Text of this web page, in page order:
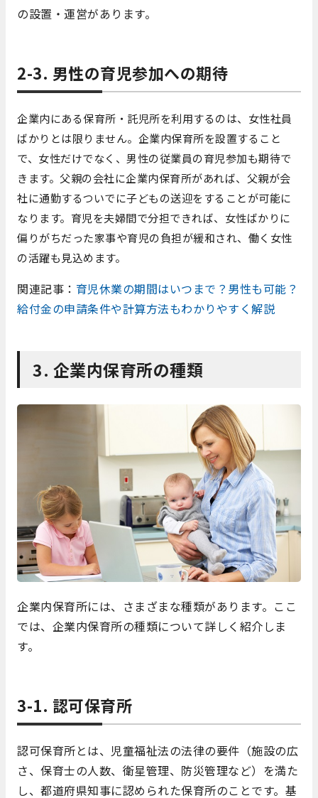
の設置・運営があります。
2-3. 男性の育児参加への期待
企業内にある保育所・託児所を利用するのは、女性社員
ばかりとは限りません。企業内保育所を設置すること
で、女性だけでなく、男性の従業員の育児参加も期待で
きます。父親の会社に企業内保育所があれば、父親が会
社に通勤するついでに子どもの送迎をすることが可能に
なります。 育児を夫婦間で分担できれば、女性ばかりに
偏りがちだった家事や育児の負担が緩和され、働く女性
の活躍も見込めます。
関連記事： 育児休業の期間はいつまで？男性も可能？
給付金の申請条件や計算方法もわかりやすく解説
3. 企業内保育所の種類
企業内保育所には、さまざまな種類があります。ここ
では、企業内保育所の種類について詳しく紹介しま
す。
3-1. 認可保育所
認可保育所とは、児童福祉法の法律の要件（施設の広
さ、保育士の人数、衛星管理、防災管理など）を満た
し、都道府県知事に認められた保育所のことです。基